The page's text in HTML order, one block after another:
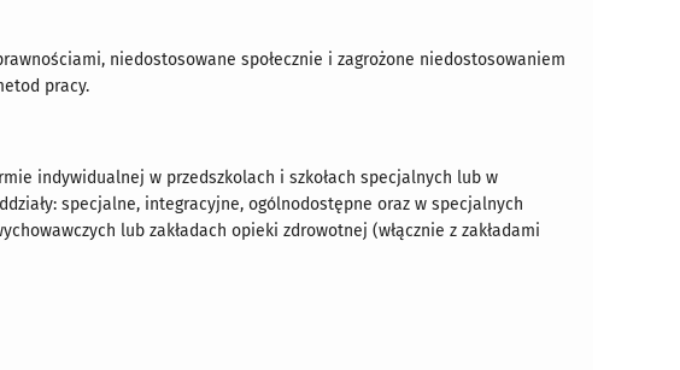
niedostosowane społecznie i zagrożone niedostosowaniem
pracy.
indywidualnej w przedszkolach i szkołach specjalnych lub w
specjalne, integracyjne, ogólnodostępne oraz w specjalnych
lub zakładach opieki zdrowotnej (włącznie z zakładami